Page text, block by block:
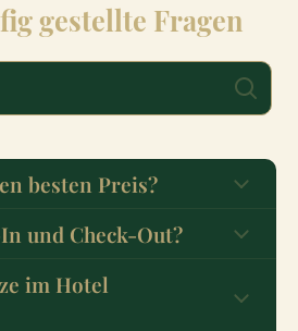
gestellte Fragen
besten Preis?
und Check-Out?
im Hotel